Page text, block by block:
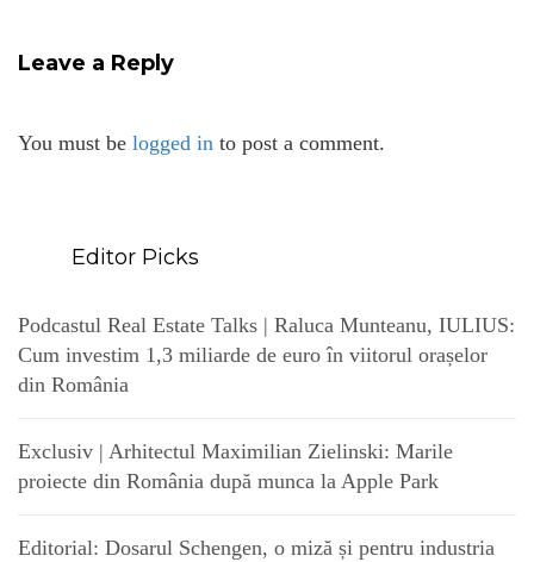
Leave a Reply
You must be logged in to post a comment.
Editor Picks
Podcastul Real Estate Talks | Raluca Munteanu, IULIUS:
Cum investim 1,3 miliarde de euro în viitorul orașelor
din România
Exclusiv | Arhitectul Maximilian Zielinski: Marile
proiecte din România după munca la Apple Park
Editorial: Dosarul Schengen, o miză și pentru industria